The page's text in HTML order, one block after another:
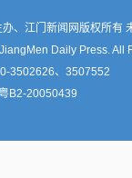
、江门新闻网版权所有
Daily Press. All
3502626、3507552
B2-20050439